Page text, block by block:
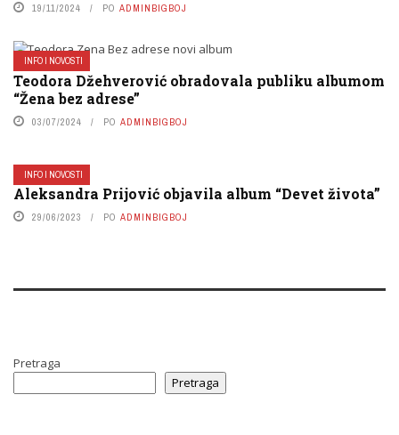
19/11/2024 PO ADMINBIGBOJ
INFO I NOVOSTI
Teodora Džehverović obradovala publiku albumom
“Žena bez adrese”
03/07/2024 PO ADMINBIGBOJ
INFO I NOVOSTI
Aleksandra Prijović objavila album “Devet života”
29/06/2023 PO ADMINBIGBOJ
Pretraga
Pretraga